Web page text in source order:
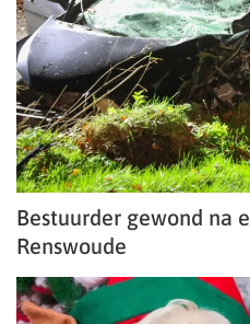
Bestuurder gewond na
Renswoude